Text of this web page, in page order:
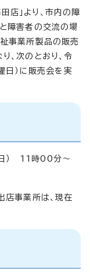
」より、市内の障
障害者の交流の場
事業所製品の販売
、次のとおり、令
）に販売会を実
日） 11時00分～
事業所は、現在